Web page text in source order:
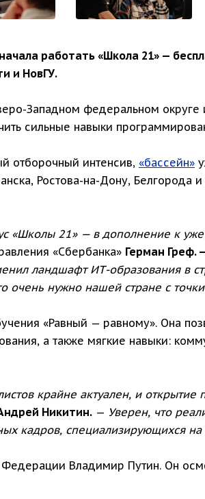
работать «Школа 21» —
и НовГУ.
Западном федеральном округе
сильные навыки
отборочный интенсив, «бассейн»
Ростова-на-Дону, Белгорода
«Школы 21» — в дополнение к
«Сбербанка» Герман Греф.
ландшафт ИТ-образования в
очень нужно нашей стране с
«Равный — равному». Она
а также мягкие навыки:
крайне актуален, и
Никитин. — Уверен, что
кадров, специализирующихся
Владимир Путин. Он